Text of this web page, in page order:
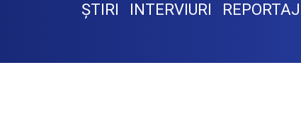
ŞTIRI INTERVIURI REPORTAJ